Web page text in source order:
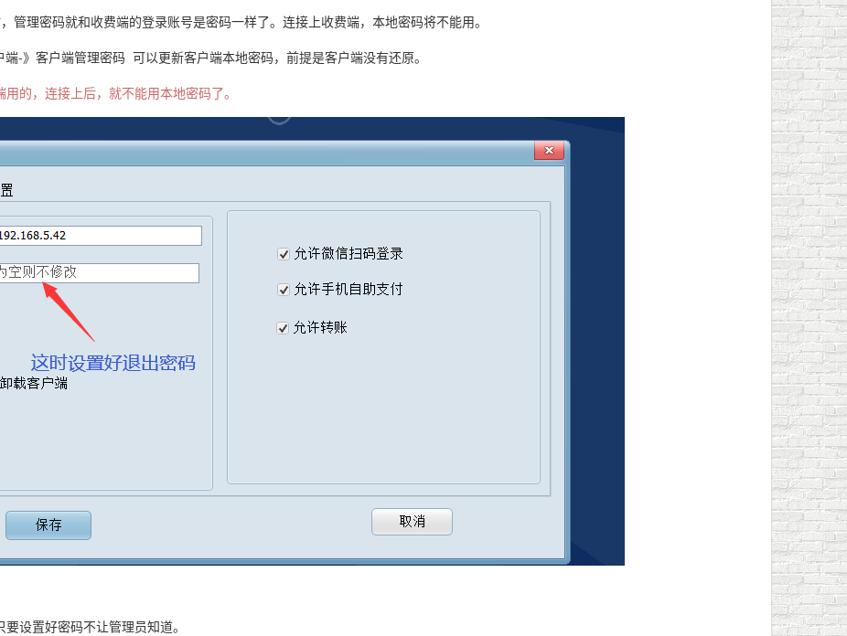
管理密码就和收费端的登录账号是密码一样了。连接上收费端，本地密码将不能用。
-》客户端管理密码 可以更新客户端本地密码，前提是客户端没有还原。
的，连接上后，就不能用本地密码了。
设置好密码不让管理员知道。